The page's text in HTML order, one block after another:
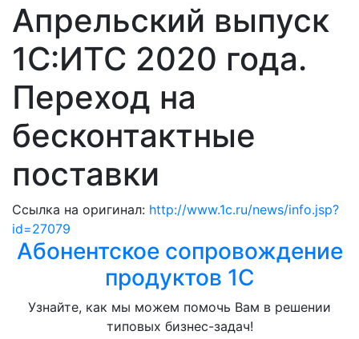
Апрельский выпуск
1С:ИТС 2020 года.
Переход на
бесконтактные
поставки
Ссылка на оригинал: http://www.1c.ru/news/info.jsp?
id=27079
Абонентское сопровождение
продуктов 1C
Узнайте, как мы можем помочь Вам в решении
типовых бизнес-задач!